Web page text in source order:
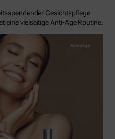
Gesichtspflege
eine vielseitige Anti-Age Routine.